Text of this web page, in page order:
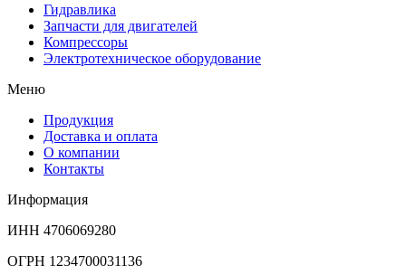
Гидравлика
Запчасти для двигателей
Компрессоры
Электротехническое оборудование
Меню
Продукция
Доставка и оплата
О компании
Контакты
Информация
ИНН 4706069280
ОГРН 1234700031136